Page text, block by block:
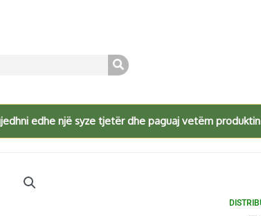
edhe një syze tjetër dhe paguaj vetëm